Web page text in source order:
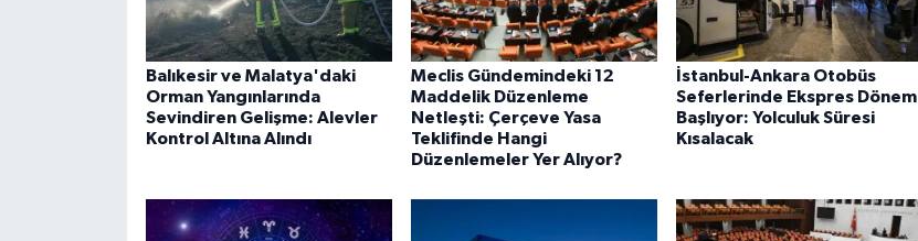
Balıkesir ve Malatya'daki
Orman Yangınlarında
Sevindiren Gelişme: Alevler
Kontrol Altına Alındı
Meclis Gündemindeki 12
Maddelik Düzenleme
Netleşti: Çerçeve Yasa
Teklifinde Hangi
Düzenlemeler Yer Alıyor?
İstanbul-Ankara Otobüs
Seferlerinde Ekspres Dönem
Başlıyor: Yolculuk Süresi
Kısalacak